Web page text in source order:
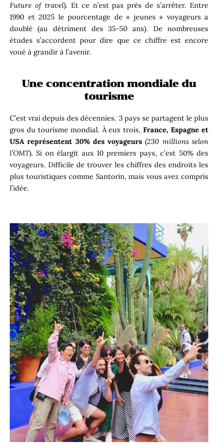
Future of travel). Et ce n’est pas près de s’arrêter. Entre
1990 et 2025 le pourcentage de « jeunes » voyageurs a
doublé (au détriment des 35-50 ans). De nombreuses
études s’accordent pour dire que ce chiffre est encore
voué à grandir à l’avenir.
Une concentration mondiale du
tourisme
C’est vrai depuis des décennies. 3 pays se partagent le plus
gros du tourisme mondial. À eux trois,France, Espagne et
USA représentent 30% des voyageurs (230 millions selon
l’OMT). Si on élargit aux 10 premiers pays, c’est 50% des
voyageurs. Difficile de trouver les chiffres des endroits les
plus touristiques comme Santorin, mais vous avez compris
l’idée.